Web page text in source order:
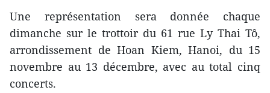
Une représentation sera donnée chaque
dimanche sur le trottoir du 61 rue Ly Thai Tô,
arrondissement de Hoan Kiem, Hanoi, du 15
novembre au 13 décembre, avec au total cinq
concerts.